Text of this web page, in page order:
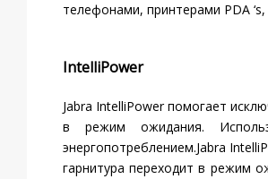
телефонами, принтерами PDA
IntelliPower
Jabra IntelliPower помогает
в режим ожидания.
энергопотреблением.Jabra
гарнитура переходит в режим